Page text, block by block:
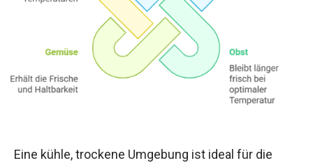
Eine kühle, trockene Umgebung ist ideal für die